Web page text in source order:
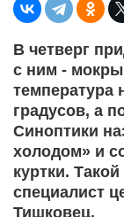
В четверг
с ним -
температура
градусов, а
Синоптики
холодом» и
куртки.
специалист
Тишковец.